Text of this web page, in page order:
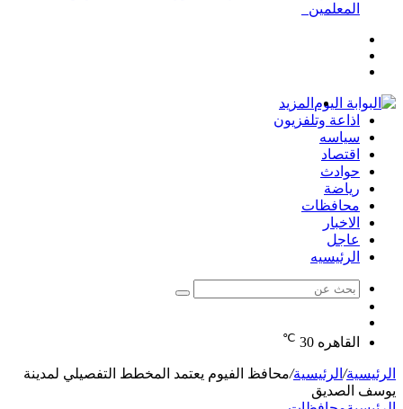
المعلمين
المزيد
اذاعة وتلفزيون
سياسه
اقتصاد
حوادث
رياضة
محافظات
الاخبار
عاجل
الرئيسيه
بحث
عشوائي
القاهره 30
℃
الرئيسية/ الرئيسية/محافظ الفيوم يعتمد المخطط التفصيلي لمدينة
يوسف الصديق